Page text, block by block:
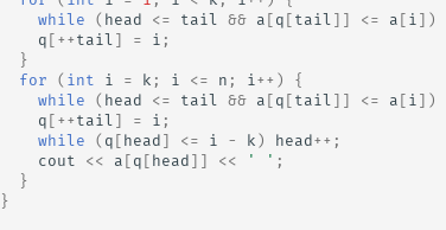
while
( head <= tail && a [ q [ tail ]] <= a [ i ])
q [ ++ tail ] = i ;
}
for
( int i = k ; i <= n ; i ++ )
{
while
( head <= tail && a [ q [ tail ]] <= a [ i ])
q [ ++ tail ] = i ;
while
( q [ head ] <= i - k ) head++ ;
cout
<< a [ q [ head ]] << ' ' ;
}
}